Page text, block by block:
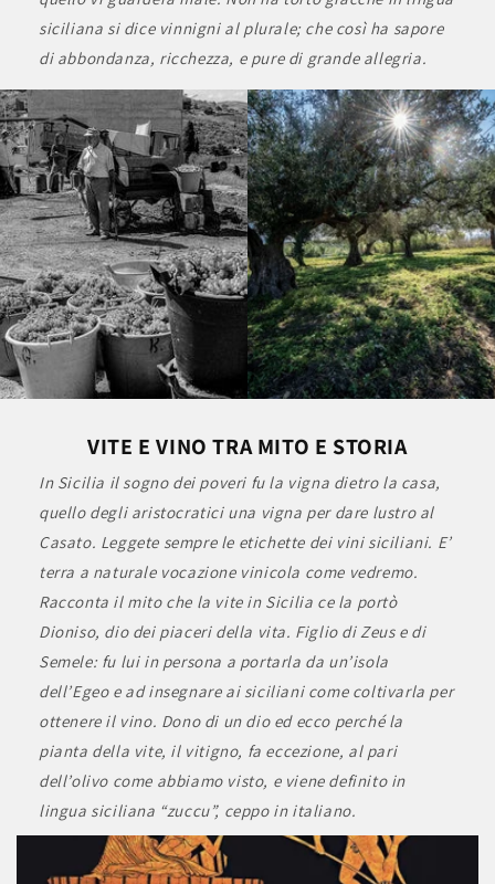
siciliana si dice vinnigni al plurale; che così ha sapore
di abbondanza, ricchezza, e pure di grande allegria.
VITE E VINO TRA MITO E STORIA
In Sicilia il sogno dei poveri fu la vigna dietro la casa,
quello degli aristocratici una vigna per dare lustro al
Casato. Leggete sempre le etichette dei vini siciliani. E’
terra a naturale vocazione vinicola come vedremo.
Racconta il mito che la vite in Sicilia ce la portò
Dioniso, dio dei piaceri della vita. Figlio di Zeus e di
Semele: fu lui in persona a portarla da un’isola
dell’Egeo e ad insegnare ai siciliani come coltivarla per
ottenere il vino. Dono di un dio ed ecco perché la
pianta della vite, il vitigno, fa eccezione, al pari
dell’olivo come abbiamo visto, e viene definito in
lingua siciliana “zuccu”, ceppo in italiano.